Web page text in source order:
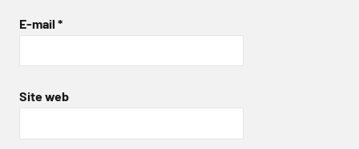
E-mail *
Site web